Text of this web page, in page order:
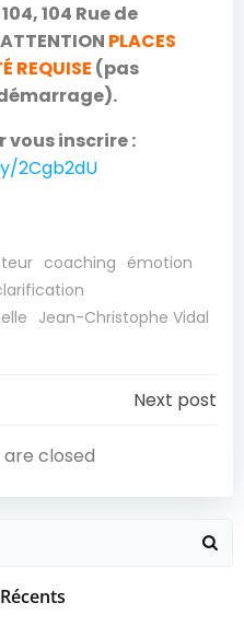
104 Rue de
PLACES
REQUISE (pas
vous inscrire :
2Cgb2dU
coaching émotion
Jean-Christophe Vidal
Navigation
Next post
closed